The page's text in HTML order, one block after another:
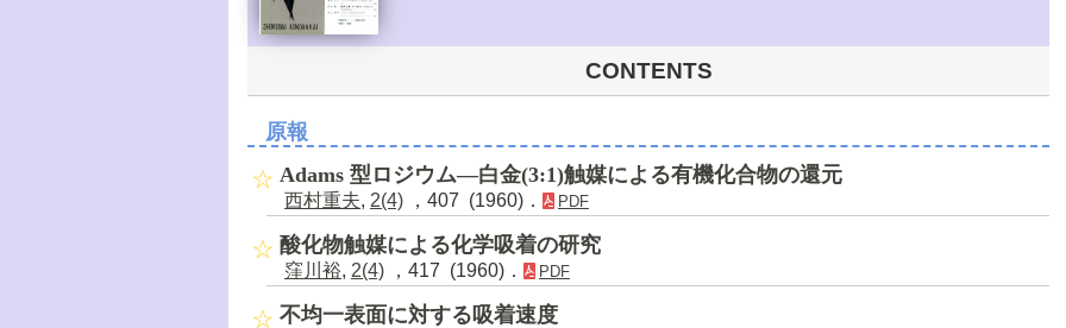
CONTENTS
原報
Adams 型ロジウム―白金(3:1)触媒による有機化合物の還元
西村重夫, 2(4) ，407 (1960)． PDF
酸化物触媒による化学吸着の研究
窪川裕, 2(4) ，417 (1960)． PDF
不均一表面に対する吸着速度